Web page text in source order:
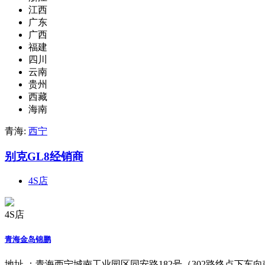
江西
广东
广西
福建
四川
云南
贵州
西藏
海南
青海: 西宁
别克GL8经销商
4S店
4S店
青海金岛锦鹏